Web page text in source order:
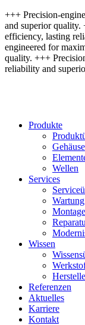
+++ Precision-
and superior quality.
efficiency, lasting
engineered for
quality. +++
reliability and
Produkte
Gehäuse
Wellen
Services
Wissen
Referenzen
Aktuelles
Karriere
Kontakt